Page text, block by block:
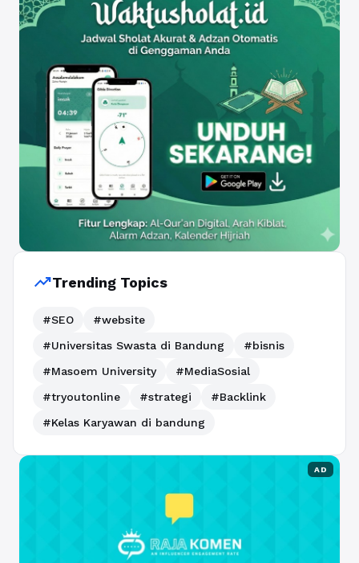
trending_upTrending Topics
#SEO
#website
#Universitas Swasta di Bandung
#bisnis
#Masoem University
#MediaSosial
#tryoutonline
#strategi
#Backlink
#Kelas Karyawan di bandung
AD